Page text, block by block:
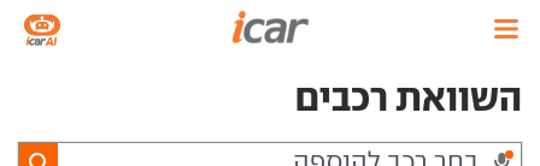
השוואת רכבים